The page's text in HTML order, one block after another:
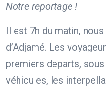
Notre reportage !
Il est 7h du matin,
d’Adjamé. Les
premiers departs,
véhicules, les